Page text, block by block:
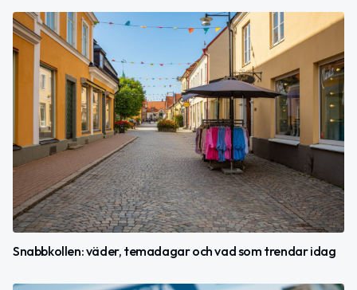
Snabbkollen: väder, temadagar och vad som trendar idag